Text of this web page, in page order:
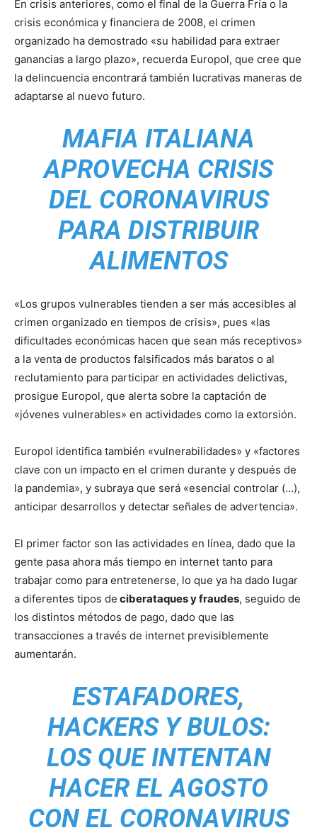
En crisis anteriores, como el final de la Guerra Fría o la
crisis económica y financiera de 2008, el crimen
organizado ha demostrado «su habilidad para extraer
ganancias a largo plazo», recuerda Europol, que cree que
la delincuencia encontrará también lucrativas maneras de
adaptarse al nuevo futuro.
MAFIA ITALIANA
APROVECHA CRISIS
DEL CORONAVIRUS
PARA DISTRIBUIR
ALIMENTOS
«Los grupos vulnerables tienden a ser más accesibles al
crimen organizado en tiempos de crisis», pues «las
dificultades económicas hacen que sean más receptivos»
a la venta de productos falsificados más baratos o al
reclutamiento para participar en actividades delictivas,
prosigue Europol, que alerta sobre la captación de
«jóvenes vulnerables» en actividades como la extorsión.
Europol identifica también «vulnerabilidades» y «factores
clave con un impacto en el crimen durante y después de
la pandemia», y subraya que será «esencial controlar (…),
anticipar desarrollos y detectar señales de advertencia».
El primer factor son las actividades en línea, dado que la
gente pasa ahora más tiempo en internet tanto para
trabajar como para entretenerse, lo que ya ha dado lugar
a diferentes tipos de ciberataques y fraudes, seguido de
los distintos métodos de pago, dado que las
transacciones a través de internet previsiblemente
aumentarán.
ESTAFADORES,
HACKERS Y BULOS:
LOS QUE INTENTAN
HACER EL AGOSTO
CON EL CORONAVIRUS